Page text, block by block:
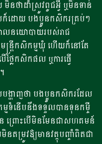
នថាដាំស្រូវពូជអ្វី ឬមិនទាន់
ដោយ បងប្អូនកសិករគ្រប់ៗ
លនយោបាយរបស់រាជ
មន្ត្រីកសិកម្មឃុំ ហើយក៏នៅតែ
ថ្លៃកសិកផល ឬការធ្វើ
ង្ហាញថា​ បងប្អូនកសិករដែល
មទំនើបនឹងទទួលបានទុនកម្ចី
ព្រោះបើមិនមែនជាសហគមន៍
តម្រូវឱ្យមានវត្ថុបញ្ចាំពិតជា